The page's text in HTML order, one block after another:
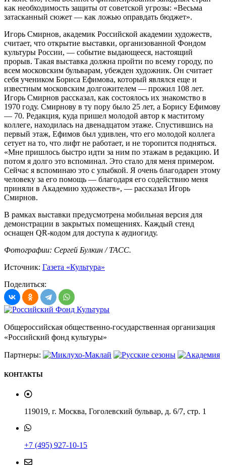
как необходимость защиты от советской угрозы: «Весьма
затасканный сюжет — как ложью оправдать бюджет».
Игорь Смирнов, академик Российской академии художеств,
считает, что открытие выставки, организованной Фондом
культуры России, — событие выдающееся, настоящий
прорыв. Такая выставка должна пройти по всему городу, по
всем московским бульварам, убежден художник. Он считает
себя учеником Бориса Ефимова, который являлся еще и
известным московским долгожителем — прожил 108 лет.
Игорь Смирнов рассказал, как состоялось их знакомство в
1970 году. Смирнову в ту пору было 25 лет, а Борису Ефимову
— 70. Редакция, куда пришел молодой автор к маститому
коллеге, находилась на двенадцатом этаже. Спустившись на
первый этаж, Ефимов был удивлен, что его молодой коллега
сетует на то, что лифт не работает, и не торопится подняться.
«Мне пришлось быстро идти за ним по этажам в редакцию. И
потом я долго это вспоминал. Это стало для меня примером.
Сейчас я вспоминаю это с улыбкой. Я очень благодарен этому
человеку за его помощь — благодаря его содействию меня
приняли в Академию художеств», — рассказал Игорь
Смирнов.
В рамках выставки предусмотрена мобильная версия для
демонстрации в закрытых помещениях. Каждый стенд
оснащен QR-кодом для доступа к аудиогиду.
Фотографии: Сергей Булкин / ТАСС.
Источник: Газета «Культура»
Поделиться:
Общероссийская общественно-государственная организация
«Российский фонд культуры»
Партнеры:
КОНТАКТЫ
119019, г. Москва, Гоголевский бульвар, д. 6/7, стр. 1
+7 (495) 927-10-15